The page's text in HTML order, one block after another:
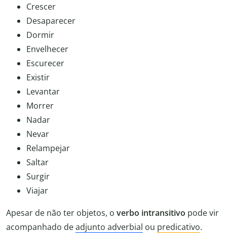
Crescer
Desaparecer
Dormir
Envelhecer
Escurecer
Existir
Levantar
Morrer
Nadar
Nevar
Relampejar
Saltar
Surgir
Viajar
Apesar de não ter objetos, o verbo intransitivo pode vir
acompanhado deadjunto adverbial ou predicativo.